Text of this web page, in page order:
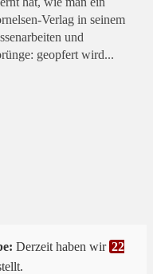
Verlag in seinem
und
geopfert wird...
Derzeit haben wir 22